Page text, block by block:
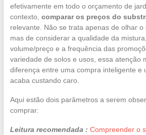
efetivamente em todo o orçamento de
contexto, comparar os preços do
relevante. Não se trata apenas de olhar o
mas de considerar a qualidade da
volume/preço e a frequência das
variedade de solos e usos, essa atenção
diferença entre uma compra inteligente e
acaba custando caro.
Aqui estão dois parâmetros a serem
comprar:
Leitura recomendada : Compreender o